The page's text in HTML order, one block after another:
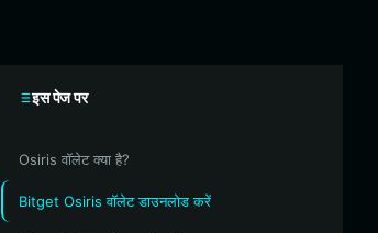
इस पेज पर
Osiris वॉलेट क्या है?
Bitget Osiris वॉलेट डाउनलोड करें